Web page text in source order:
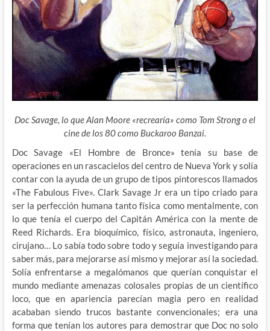
Doc Savage, lo que Alan Moore «recrearía» como Tom Strong o el
cine de los 80 como Buckaroo Banzai.
Doc Savage «El Hombre de Bronce» tenía su base de
operaciones en un rascacielos del centro de Nueva York y solía
contar con la ayuda de un grupo de tipos pintorescos llamados
«The Fabulous Five». Clark Savage Jr era un tipo criado para
ser la perfección humana tanto física como mentalmente, con
lo que tenía el cuerpo del Capitán América con la mente de
Reed Richards. Era bioquímico, físico, astronauta, ingeniero,
cirujano… Lo sabía todo sobre todo y seguía investigando para
saber más, para mejorarse así mismo y mejorar así la sociedad.
Solía enfrentarse a megalómanos que querían conquistar el
mundo mediante amenazas colosales propias de un científico
loco, que en apariencia parecían magia pero en realidad
acababan siendo trucos bastante convencionales; era una
forma que tenían los autores para demostrar que Doc no solo